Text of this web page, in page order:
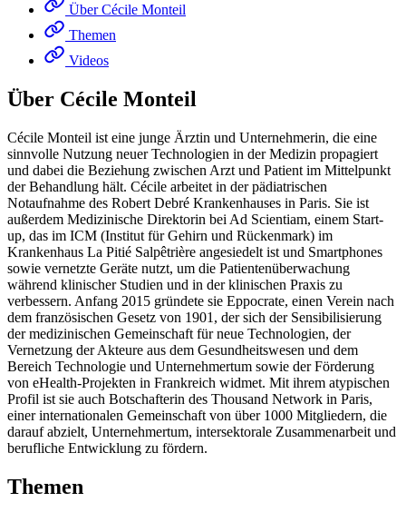
Über Cécile Monteil
Themen
Videos
Über Cécile Monteil
Cécile Monteil ist eine junge Ärztin und Unternehmerin, die eine
sinnvolle Nutzung neuer Technologien in der Medizin propagiert
und dabei die Beziehung zwischen Arzt und Patient im Mittelpunkt
der Behandlung hält. Cécile arbeitet in der pädiatrischen
Notaufnahme des Robert Debré Krankenhauses in Paris. Sie ist
außerdem Medizinische Direktorin bei Ad Scientiam, einem Start-
up, das im ICM (Institut für Gehirn und Rückenmark) im
Krankenhaus La Pitié Salpêtrière angesiedelt ist und Smartphones
sowie vernetzte Geräte nutzt, um die Patientenüberwachung
während klinischer Studien und in der klinischen Praxis zu
verbessern. Anfang 2015 gründete sie Eppocrate, einen Verein nach
dem französischen Gesetz von 1901, der sich der Sensibilisierung
der medizinischen Gemeinschaft für neue Technologien, der
Vernetzung der Akteure aus dem Gesundheitswesen und dem
Bereich Technologie und Unternehmertum sowie der Förderung
von eHealth-Projekten in Frankreich widmet. Mit ihrem atypischen
Profil ist sie auch Botschafterin des Thousand Network in Paris,
einer internationalen Gemeinschaft von über 1000 Mitgliedern, die
darauf abzielt, Unternehmertum, intersektorale Zusammenarbeit und
berufliche Entwicklung zu fördern.
Themen